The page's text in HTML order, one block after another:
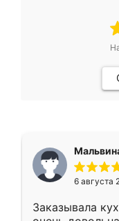
6 августа
Заказывала